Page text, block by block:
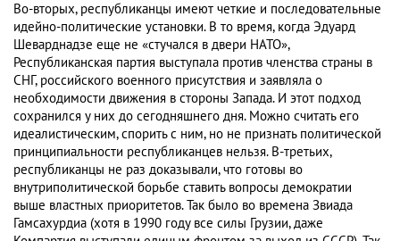
Во-вторых, республиканцы имеют четкие и последовательные
идейно-политические установки. В то время, когда Эдуард
Шеварднадзе еще не «стучался в двери НАТО»,
Республиканская партия выступала против членства страны в
СНГ, российского военного присутствия и заявляла о
необходимости движения в стороны Запада. И этот подход
сохранился у них до сегодняшнего дня. Можно считать его
идеалистическим, спорить с ним, но не признать политической
принципиальности республиканцев нельзя. В-третьих,
республиканцы не раз доказывали, что готовы во
внутриполитической борьбе ставить вопросы демократии
выше властных приоритетов. Так было во времена Звиада
Гамсахурдиа (хотя в 1990 году все силы Грузии, даже